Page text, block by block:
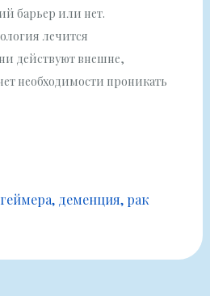
барьер или нет.
лечится
действуют внешне,
необходимости проникать
деменция рак